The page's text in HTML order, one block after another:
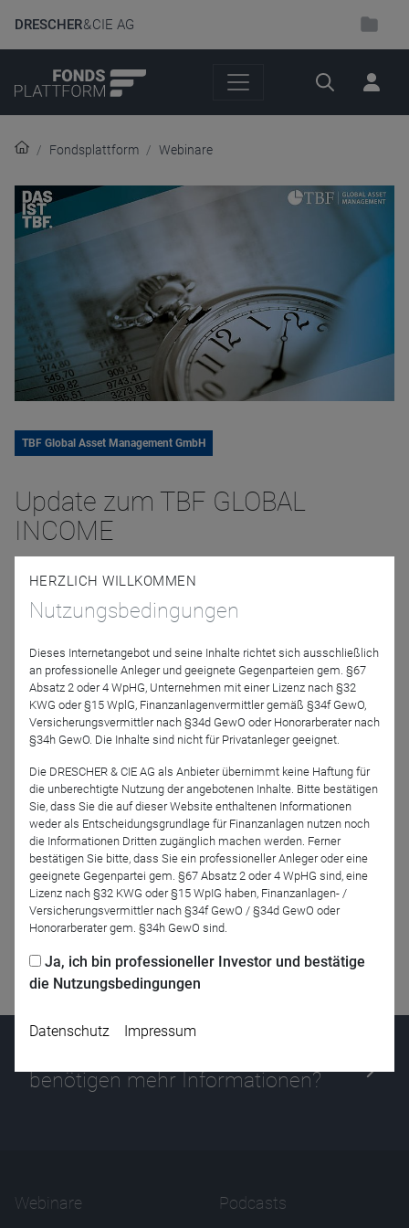
DRESCHER& CIE AG
Suche
Fondsplattform Webinare
TBF Global Asset Management GmbH
Update zum TBF GLOBAL
INCOME
10. Juni 2024 | 14:00 Uhr
Jetzt für das Partner-Webinar anmelden
Zurück
benötigen mehr Informationen?
Webinare Podcasts
HERZLICH WILLKOMMEN
Nutzungsbedingungen
Dieses Internetangebot und seine Inhalte richtet sich ausschließlich
an professionelle Anleger und geeignete Gegenparteien gem. §67
Absatz 2 oder 4 WpHG, Unternehmen mit einer Lizenz nach §32
KWG oder §15 WplG, Finanzanlagenvermittler gemäß §34f GewO,
Versicherungsvermittler nach §34d GewO oder Honorarberater nach
§34h GewO. Die Inhalte sind nicht für Privatanleger geeignet.
Die DRESCHER & CIE AG als Anbieter übernimmt keine Haftung für
die unberechtigte Nutzung der angebotenen Inhalte. Bitte bestätigen
Sie, dass Sie die auf dieser Website enthaltenen Informationen
weder als Entscheidungsgrundlage für Finanzanlagen nutzen noch
die Informationen Dritten zugänglich machen werden. Ferner
bestätigen Sie bitte, dass Sie ein professioneller Anleger oder eine
geeignete Gegenpartei gem. §67 Absatz 2 oder 4 WpHG sind, eine
Lizenz nach §32 KWG oder §15 WpIG haben, Finanzanlagen- /
Versicherungsvermittler nach §34f GewO / §34d GewO oder
Honorarberater gem. §34h GewO sind.
Ja, ich bin professioneller Investor und bestätige
die Nutzungsbedingungen
Datenschutz Impressum
Name